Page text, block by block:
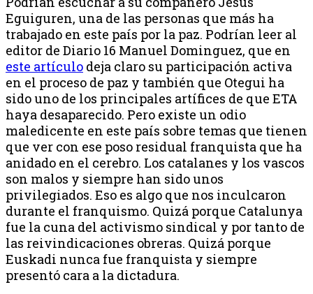
Eguiguren, una de las personas que más ha
trabajado en este país por la paz. Podrían leer al
editor de Diario 16 Manuel Dominguez, que en
este artículo deja claro su participación activa
en el proceso de paz y también que Otegui ha
sido uno de los principales artífices de que ETA
haya desaparecido. Pero existe un odio
maledicente en este país sobre temas que tienen
que ver con ese poso residual franquista que ha
anidado en el cerebro. Los catalanes y los vascos
son malos y siempre han sido unos
privilegiados. Eso es algo que nos inculcaron
durante el franquismo. Quizá porque Catalunya
fue la cuna del activismo sindical y por tanto de
las reivindicaciones obreras. Quizá porque
Euskadi nunca fue franquista y siempre
presentó cara a la dictadura.